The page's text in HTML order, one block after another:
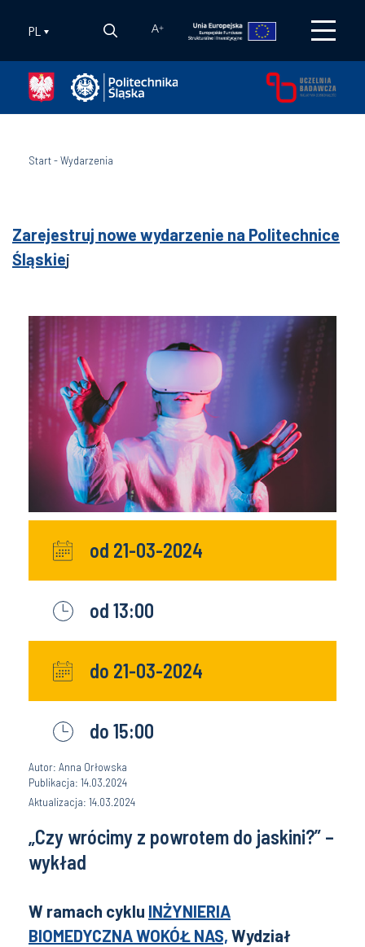
PL A+
Start-Wydarzenia
Zarejestruj nowe wydarzenie na Politechnice
Śląskiej
od 21-03-2024
od 13:00
do 21-03-2024
do 15:00
Autor: Anna Orłowska
Publikacja: 14.03.2024
Aktualizacja: 14.03.2024
„Czy wrócimy z powrotem do jaskini?” –
wykład
W ramach cyklu INŻYNIERIA
BIOMEDYCZNA WOKÓŁ NAS, Wydział